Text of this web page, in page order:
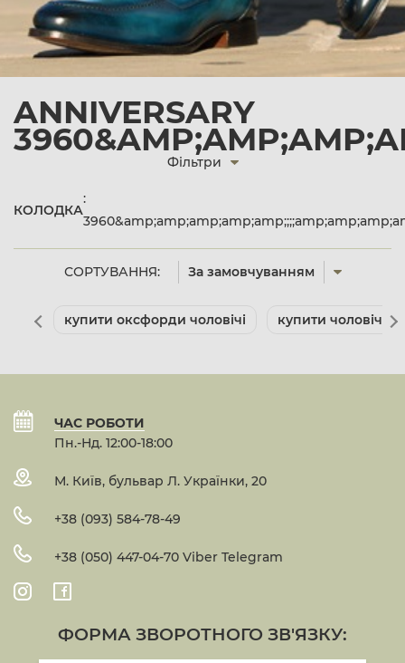
ANNIVERSARY
СОРТУВАННЯ: За замовчуванням
Фільтри
КОЛОДКА
:
купити оксфорди чоловічі купити чоловічі
ЧАС РОБОТИ
Пн.-Нд. 12:00-18:00
М. Київ, бульвар Л. Українки, 20
+38 (093) 584-78-49
+38 (050) 447-04-70 Viber Telegram
ФОРМА ЗВОРОТНОГО ЗВ'ЯЗКУ: